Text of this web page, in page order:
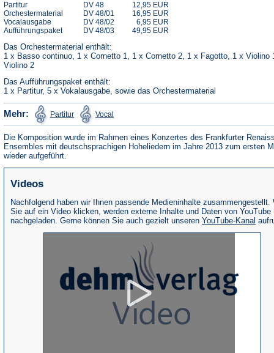
Partitur DV 48
12,95 EUR
Orchestermaterial
DV 48/01
16,95 EUR
Vocalausgabe
DV 48/02
6,95 EUR
Aufführungspaket
DV 48/03 49,95 EUR
Das Orchestermaterial enthält:
1 x Basso continuo, 1 x Cornetto 1, 1 x Cornetto 2, 1 x Fagotto, 1 x Violino
Violino 2
Das Aufführungspaket enthält:
1 x Partitur, 5 x Vokalausgabe, sowie das Orchestermaterial
Mehr: Partitur
(Öffnet
in
einem
neuen
Tab)
Vocalin
einem
neuen
Tab)
Die Komposition wurde im Rahmen eines Konzertes des Frankfurter
Ensembles mit deutschsprachigen Hoheliedern im Jahre 2013 zum ersten
wieder aufgeführt.
Videos
Nachfolgend haben wir Ihnen passende Medieninhalte zusammengestellt.
Sie auf ein Video klicken, werden externe Inhalte und Daten von YouTube
nachgeladen. Gerne können Sie auch gezielt unseren YouTube-Kanal